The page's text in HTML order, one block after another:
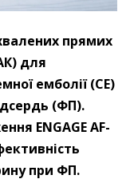
прямих
для
емболії (СЕ)
(ФП).
ENGAGE AF-
при ФП.